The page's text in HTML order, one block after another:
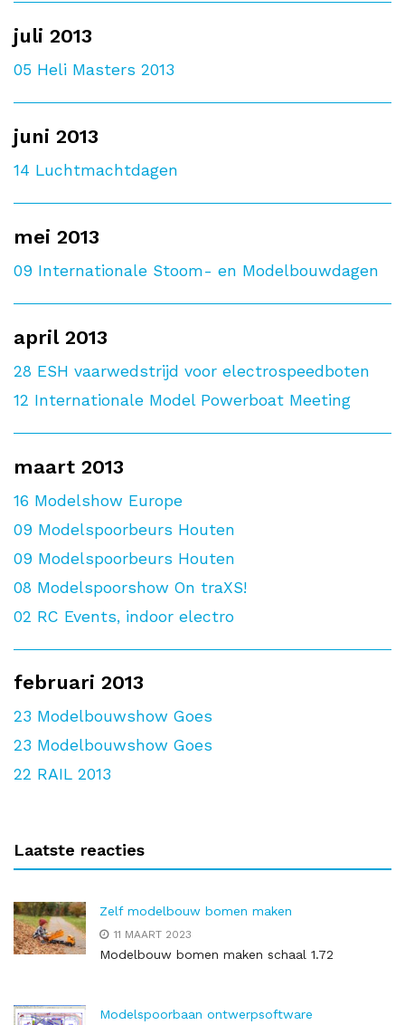
juli 2013
05 Heli Masters 2013
juni 2013
14 Luchtmachtdagen
mei 2013
09 Internationale Stoom- en Modelbouwdagen
april 2013
28 ESH vaarwedstrijd voor electrospeedboten
12 Internationale Model Powerboat Meeting
maart 2013
16 Modelshow Europe
09 Modelspoorbeurs Houten
09 Modelspoorbeurs Houten
08 Modelspoorshow On traXS!
02 RC Events, indoor electro
februari 2013
23 Modelbouwshow Goes
23 Modelbouwshow Goes
22 RAIL 2013
Laatste reacties
Zelf modelbouw bomen maken
11 MAART 2023
Modelbouw bomen maken schaal 1.72
Modelspoorbaan ontwerpsoftware